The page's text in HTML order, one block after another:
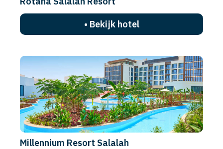
• Bekijk hotel
Millennium Resort Salalah